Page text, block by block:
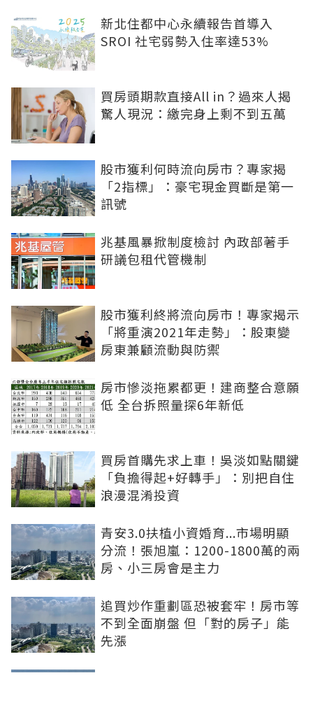
新北住都中心永續報告首導入
SROI 社宅弱勢入住率達53%
買房頭期款直接All in？過來人揭
驚人現況：繳完身上剩不到五萬
股市獲利何時流向房市？專家揭
「2指標」：豪宅現金買斷是第一
訊號
兆基風暴掀制度檢討 內政部著手
研議包租代管機制
股市獲利終將流向房市！專家揭示
「將重演2021年走勢」：股東變
房東兼顧流動與防禦
房市慘淡拖累都更！建商整合意願
低 全台拆照量探6年新低
買房首購先求上車！吳淡如點關鍵
「負擔得起+好轉手」：別把自住
浪漫混淆投資
青安3.0扶植小資婚育...市場明顯
分流！張旭嵐：1200-1800萬的兩
房、小三房會是主力
追買炒作重劃區恐被套牢！房市等
不到全面崩盤 但「對的房子」能
先漲